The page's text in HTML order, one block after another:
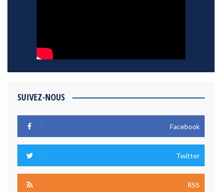
SUIVEZ-NOUS
Facebook
Twitter
RSS